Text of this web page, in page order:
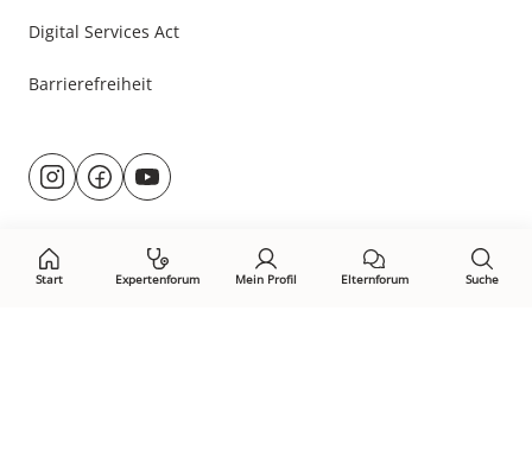
Start Expertenforum Mein Profil Elternforum Suche
Digital Services Act
Barrierefreiheit
Besuche
uns@rund.ums.baby
facebook.com/rundumsbaby.de
youtube.com/@rundumsbaby_